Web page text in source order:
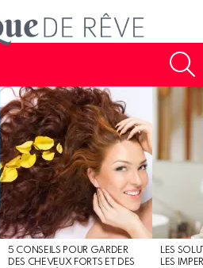
5 CONSEILS POUR GARDER
DES CHEVEUX FORTS ET DES
LES
LES